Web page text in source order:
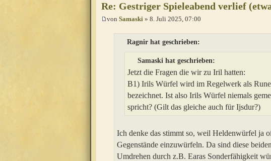
Re: Gestriger Spieleabend verlief
von Samaski » 8. Juli 2025, 07:00
Ragnir hat geschrieben:
Samaski hat geschrieben:
Jetzt die Fragen die wir zu Iril hatten:
B1) Irils Würfel wird im Regelwerk als
bezeichnet. Ist also Irils Würfel niemals
spricht? (Gilt das gleiche auch für Ijsdur?)
Ich denke das stimmt so, weil Heldenwürfel ja
Gegenstände einzuwürfeln. Da sind diese
Umdrehen durch z.B. Earas Sonderfähigkeit